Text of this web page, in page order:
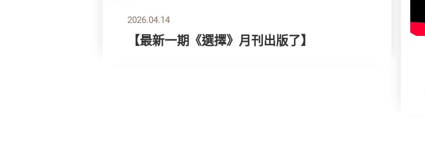
2026.04.14
【最新一期《選擇》月刊出版了】